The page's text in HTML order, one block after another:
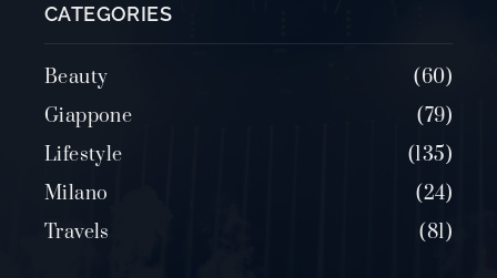
CATEGORIES
Beauty
60
Giappone
79
Lifestyle
135
Milano
24
Travels
81